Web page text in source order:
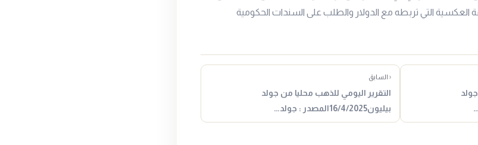
التي تربطه مع الدولار والطلب على السندات الحكومية
‹ السابق
التقرير اليومي للذهب محليا من جولد
بيليون16/4/2025المصدر : جولد…